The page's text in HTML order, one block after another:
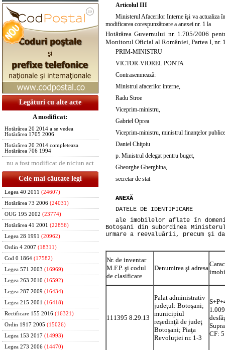
Legături cu alte acte
A modificat:
Hotărârea 20 2014 a se vedea
Hotărârea 1705 2006
Hotărârea 20 2014 completeaza
Hotărârea 706 1994
nu a fost modificat de niciun act
Cele mai căutate legi
Legea 40 2011 (24607)
Hotărârea 73 2006 (24031)
OUG 195 2002 (23774)
Hotărârea 41 2001 (22856)
Legea 28 1991 (20962)
Ordin 4 2007 (18311)
Cod 0 1864 (17582)
Legea 571 2003 (16969)
Legea 263 2010 (16592)
Legea 287 2009 (16434)
Legea 215 2001 (16418)
Rectificare 155 2016 (16321)
Ordin 1917 2005 (15026)
Legea 153 2017 (14993)
Legea 273 2006 (14470)
Articolul III
Ministerul Afacerilor Interne îşi va actualiza
modificarea corespunzătoare a anexei nr. 1 la
Hotărârea Guvernului nr. 1.705/2006
Monitorul Oficial al României, Partea I, nr.
PRIM-MINISTRU
VICTOR-VIOREL PONTA
Contrasemnează:
Ministrul afacerilor interne,
Radu Stroe
Viceprim-ministru,
Gabriel Oprea
Viceprim-ministru, ministrul finanţelor
Daniel Chiţoiu
p. Ministrul delegat pentru buget,
Gheorghe Gherghina,
secretar de stat
ANEXĂ
DATELE DE IDENTIFICARE
ale imobilelor aflate în
Botoşani din subordinea
urmare a reevaluării, precum şi
Nr. de inventar
M.F.P. şi codul
de clasificare
Denumirea şi adresa
111395 8.29.13
Palat administrativ
judeţul: Botoşani;
municipiul
reşedinţă de judeţ
Botoşani; Piaţa
Revoluţiei nr. 1-3
CF: